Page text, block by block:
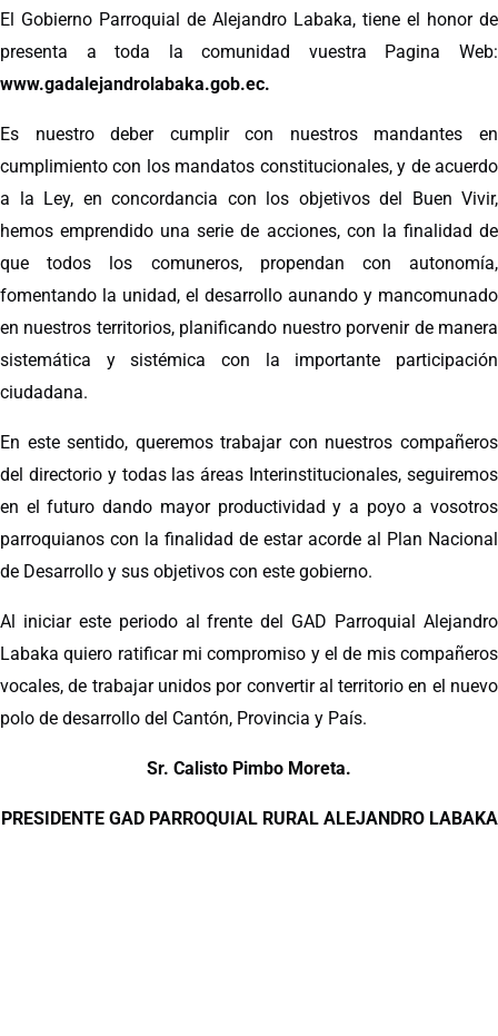
El Gobierno Parroquial de Alejandro Labaka, tiene el honor de
presenta a toda la comunidad vuestra Pagina Web:
www.gadalejandrolabaka.gob.ec.
Es nuestro deber cumplir con nuestros mandantes en
cumplimiento con los mandatos constitucionales, y de acuerdo
a la Ley, en concordancia con los objetivos del Buen Vivir,
hemos emprendido una serie de acciones, con la finalidad de
que todos los comuneros, propendan con autonomía,
fomentando la unidad, el desarrollo aunando y mancomunado
en nuestros territorios, planificando nuestro porvenir de manera
sistemática y sistémica con la importante participación
ciudadana.
En este sentido, queremos trabajar con nuestros compañeros
del directorio y todas las áreas Interinstitucionales, seguiremos
en el futuro dando mayor productividad y a poyo a vosotros
parroquianos con la finalidad de estar acorde al Plan Nacional
de Desarrollo y sus objetivos con este gobierno.
Al iniciar este periodo al frente del GAD Parroquial Alejandro
Labaka quiero ratificar mi compromiso y el de mis compañeros
vocales, de trabajar unidos por convertir al territorio en el nuevo
polo de desarrollo del Cantón, Provincia y País.
Sr. Calisto Pimbo Moreta.
PRESIDENTE GAD PARROQUIAL RURAL ALEJANDRO LABAKA